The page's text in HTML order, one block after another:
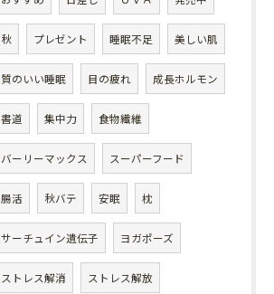
秋 プレゼント 睡眠不足 美しい肌
質のいい睡眠 目の疲れ 成長ホルモン
書道 集中力 食物繊維
バーリーマックス スーパーフード
腸活 秋バテ 安眠 枕
サーチュイン遺伝子 ヨガポーズ
ストレス解消 ストレス解放